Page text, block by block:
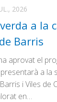
2026
a la
Barris
aprovat el
a la
i Viles de
en…